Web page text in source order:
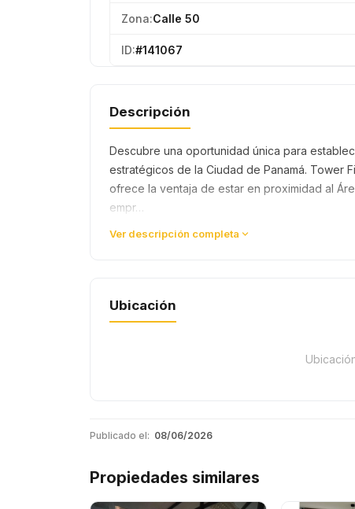
Zona:Calle 50
ID:#141067
Descripción
Descubre una oportunidad única para
estratégicos de la Ciudad de Panamá. Tower
ofrece la ventaja de estar en proximidad al
empr…
Ver descripción completa
Ubicación
Publicado el: 08/06/2026
Propiedades similares